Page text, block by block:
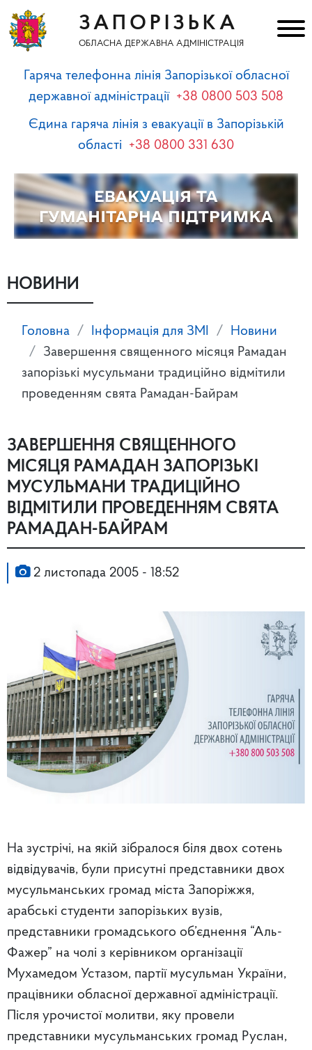
ЗАПОРІЗЬКА
ОБЛАСНА ДЕРЖАВНА АДМІНІСТРАЦІЯ
Гаряча телефонна лінія Запорізької обласної
державної адміністрації +38 0800 503 508
Єдина гаряча лінія з евакуації в Запорізькій
області +38 0800 331 630
НОВИНИ
Головна Інформація для ЗМІ
Новини
Завершення священного місяця Рамадан
запорізькі мусульмани традиційно відмітили
проведенням свята Рамадан-Байрам
ЗАВЕРШЕННЯ СВЯЩЕННОГО
МІСЯЦЯ РАМАДАН ЗАПОРІЗЬКІ
МУСУЛЬМАНИ ТРАДИЦІЙНО
ВІДМІТИЛИ ПРОВЕДЕННЯМ СВЯТА
РАМАДАН-БАЙРАМ
2 листопада 2005 - 18:52
На зустрічі, на якій зібралося біля двох сотень
відвідувачів, були присутні представники двох
мусульманських громад міста Запоріжжя,
арабські студенти запорізьких вузів,
представники громадського об’єднення “Аль-
Фажер” на чолі з керівником організації
Мухамедом Устазом, партії мусульман України,
працівники обласної державної адміністрації.
Після урочистої молитви, яку провели
представники мусульманських громад Руслан,